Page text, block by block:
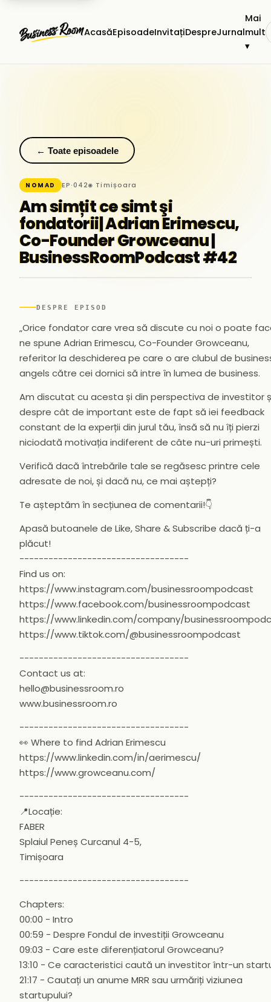
AcasăEpisoadeInvitațiDespreJurnal
Mai
mult
▾
← Toate episoadele
NOMAD EP·042◉ Timișoara
Am simțit ce simt şi
fondatorii| Adrian Erimescu,
Co-Founder Growceanu |
BusinessRoomPodcast #42
DESPRE EPISOD
„Orice fondator care vrea să discute cu noi o poate
ne spune Adrian Erimescu, Co-Founder Growceanu,
referitor la deschiderea pe care o are clubul de
angels către cei dornici să intre în lumea de business.
Am discutat cu acesta și din perspectiva de investitor
despre cât de important este de fapt să iei feedback
constant de la experții din jurul tău, însă să nu îți pierzi
niciodată motivația indiferent de câte nu-uri primești.
Verifică dacă întrebările tale se regăsesc printre cele
adresate de noi, și dacă nu, ce mai aștepți?
Te așteptăm în secțiunea de comentarii!👇
Apasă butoanele de Like, Share & Subscribe dacă ți-a
plăcut!
-----------------------------------
Find us on:
https://www.instagram.com/businessroompodcast
https://www.facebook.com/businessroompodcast
https://www.linkedin.com/company/
https://www.tiktok.com/@businessroompodcast
-----------------------------------
Contact us at:
hello@businessroom.ro
www.businessroom.ro
-----------------------------------
👀 Where to find Adrian Erimescu
https://www.linkedin.com/in/aerimescu/
https://www.growceanu.com/
-----------------------------------
📍Locație:
FABER
Splaiul Peneș Curcanul 4-5,
Timișoara
-----------------------------------
Chapters:
00:00 - Intro
00:59 - Despre Fondul de investiții Growceanu
09:03 - Care este diferențiatorul Growceanu?
13:10 - Ce caracteristici caută un investitor într-un
21:17 - Cautați un anume MRR sau urmăriți viziunea
startupului?